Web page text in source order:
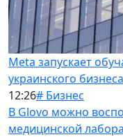
Meta запускает
украинского бизнеса
12:26# Бизнес
В Glovo можно
медицинской